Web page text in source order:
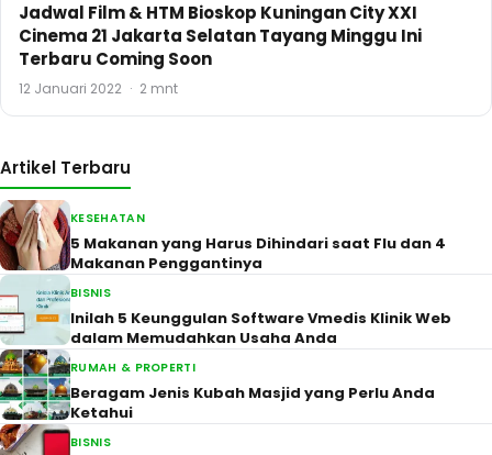
Jadwal Film & HTM Bioskop Kuningan City XXI
Cinema 21 Jakarta Selatan Tayang Minggu Ini
Terbaru Coming Soon
12 Januari 2022 · 2 mnt
Artikel Terbaru
KESEHATAN
5 Makanan yang Harus Dihindari saat Flu dan 4
Makanan Penggantinya
BISNIS
Inilah 5 Keunggulan Software Vmedis Klinik Web
dalam Memudahkan Usaha Anda
RUMAH & PROPERTI
Beragam Jenis Kubah Masjid yang Perlu Anda
Ketahui
BISNIS